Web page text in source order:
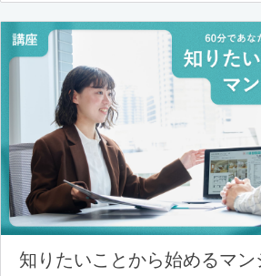
知りたいことから始めるマ